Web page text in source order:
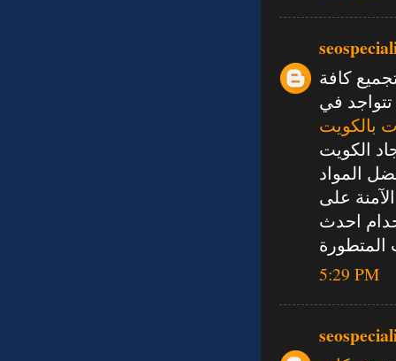
كافة
في
بالكويت
الكويت
المواد
على
احدث
5:29 PM